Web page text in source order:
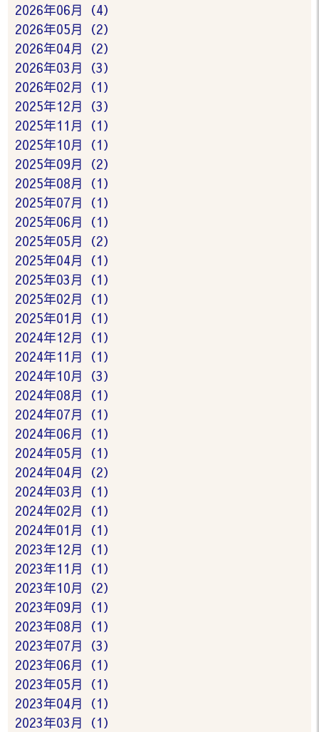
2026年06月（4）
2026年05月（2）
2026年04月（2）
2026年03月（3）
2026年02月（1）
2025年12月（3）
2025年11月（1）
2025年10月（1）
2025年09月（2）
2025年08月（1）
2025年07月（1）
2025年06月（1）
2025年05月（2）
2025年04月（1）
2025年03月（1）
2025年02月（1）
2025年01月（1）
2024年12月（1）
2024年11月（1）
2024年10月（3）
2024年08月（1）
2024年07月（1）
2024年06月（1）
2024年05月（1）
2024年04月（2）
2024年03月（1）
2024年02月（1）
2024年01月（1）
2023年12月（1）
2023年11月（1）
2023年10月（2）
2023年09月（1）
2023年08月（1）
2023年07月（3）
2023年06月（1）
2023年05月（1）
2023年04月（1）
2023年03月（1）